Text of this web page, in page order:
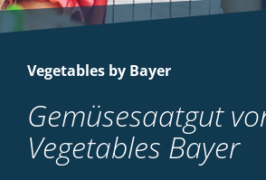
Vegetables by Bayer
Gemüsesaatgut
Vegetables Bayer